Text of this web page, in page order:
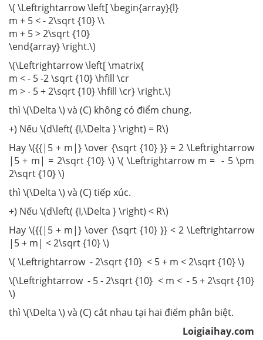
\( \Leftrightarrow \left[ \begin{array}{l}
m + 5 < - 2\sqrt {10} \\
m + 5 > 2\sqrt {10}
\end{array} \right.\)
\(\Leftrightarrow \left[ \matrix{
m < - 5 -2 \sqrt {10} \hfill \cr
m > - 5 + 2\sqrt {10} \hfill \cr} \right.\)
thì \(\Delta \) và (C) không có điểm chung.
+) Nếu \(d\left( {I,\Delta } \right) = R\)
Hay \({{|5 + m|} \over {\sqrt {10} }} = 2 \Leftrightarrow
|5 + m| = 2\sqrt {10} \) \( \Leftrightarrow m = - 5 \pm
2\sqrt {10} \)
thì \(\Delta \) và (C) tiếp xúc.
+) Nếu \(d\left( {I,\Delta } \right) < R\)
Hay \({{|5 + m|} \over {\sqrt {10} }} < 2 \Leftrightarrow
|5 + m| < 2\sqrt {10} \)
\( \Leftrightarrow - 2\sqrt {10} < 5 + m < 2\sqrt {10} \)
\(\Leftrightarrow - 5 - 2\sqrt {10} < m < - 5 + 2\sqrt {10}
\)
thì \(\Delta \) và (C) cắt nhau tại hai điểm phân biệt.
Loigiaihay.com